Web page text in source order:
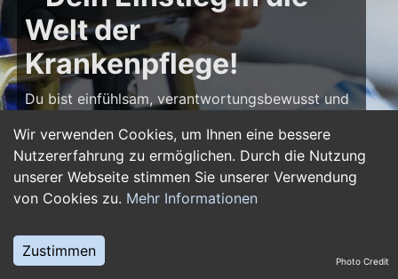
Wir verwenden Cookies, um Ihnen eine bessere
Nutzererfahrung zu ermöglichen. Durch die Nutzung
unserer Webseite stimmen Sie unserer Verwendung
von Cookies zu. Mehr Informationen
Zustimmen
Welt der
Krankenpflege!
Du bist einfühlsam, verantwortungsbewusst und
Beruf machen? Dann bist du auf
krankenpflegerjobs.comgenau richtig! Hier
findest du zahlreiche Stellenangebote,
Ausbildungsplätze und Jobs im Bereich
Krankenpflegern über Pflegefachassistenten bis
hin zu Leitungsposten in Kliniken und
Photo Credit